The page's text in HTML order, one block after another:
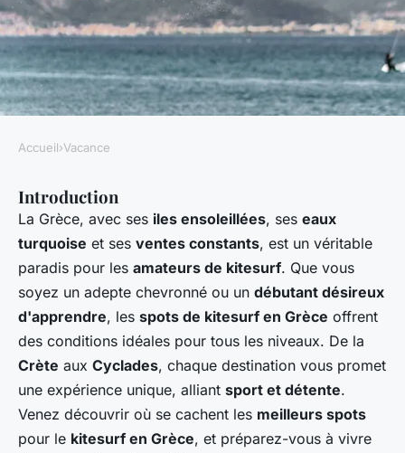
Où trouver les meilleurs spots
pour le kitesurf en Grèce ?
Marie•5 juin 2024 •5 min de lecture
Accueil›Vacance
Introduction
La Grèce, avec ses iles ensoleillées, ses eaux
turquoise et ses ventes constants, est un véritable
paradis pour les amateurs de kitesurf. Que vous
soyez un adepte chevronné ou un débutant désireux
d'apprendre, les spots de kitesurf en Grèce offrent
des conditions idéales pour tous les niveaux. De la
Crète aux Cyclades, chaque destination vous promet
une expérience unique, alliant sport et détente.
Venez découvrir où se cachent les meilleurs spots
pour le kitesurf en Grèce, et préparez-vous à vivre